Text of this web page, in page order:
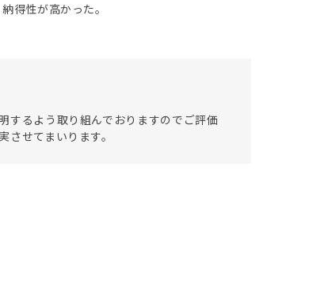
得性が高かった。
するよう取り組んでおりますのでご評価
せてまいります。